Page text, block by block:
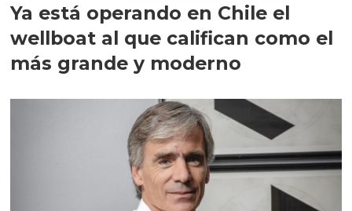
Ya está operando en Chile el
wellboat al que califican como el
más grande y moderno